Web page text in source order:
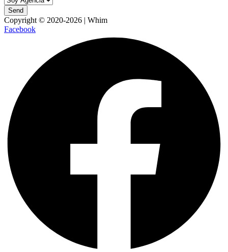
Send
Copyright © 2020-2026 | Whim
Facebook